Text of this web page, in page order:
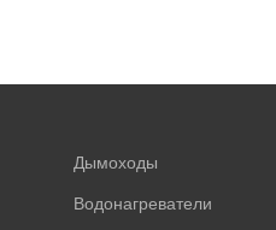
Дымоходы
Водонагреватели